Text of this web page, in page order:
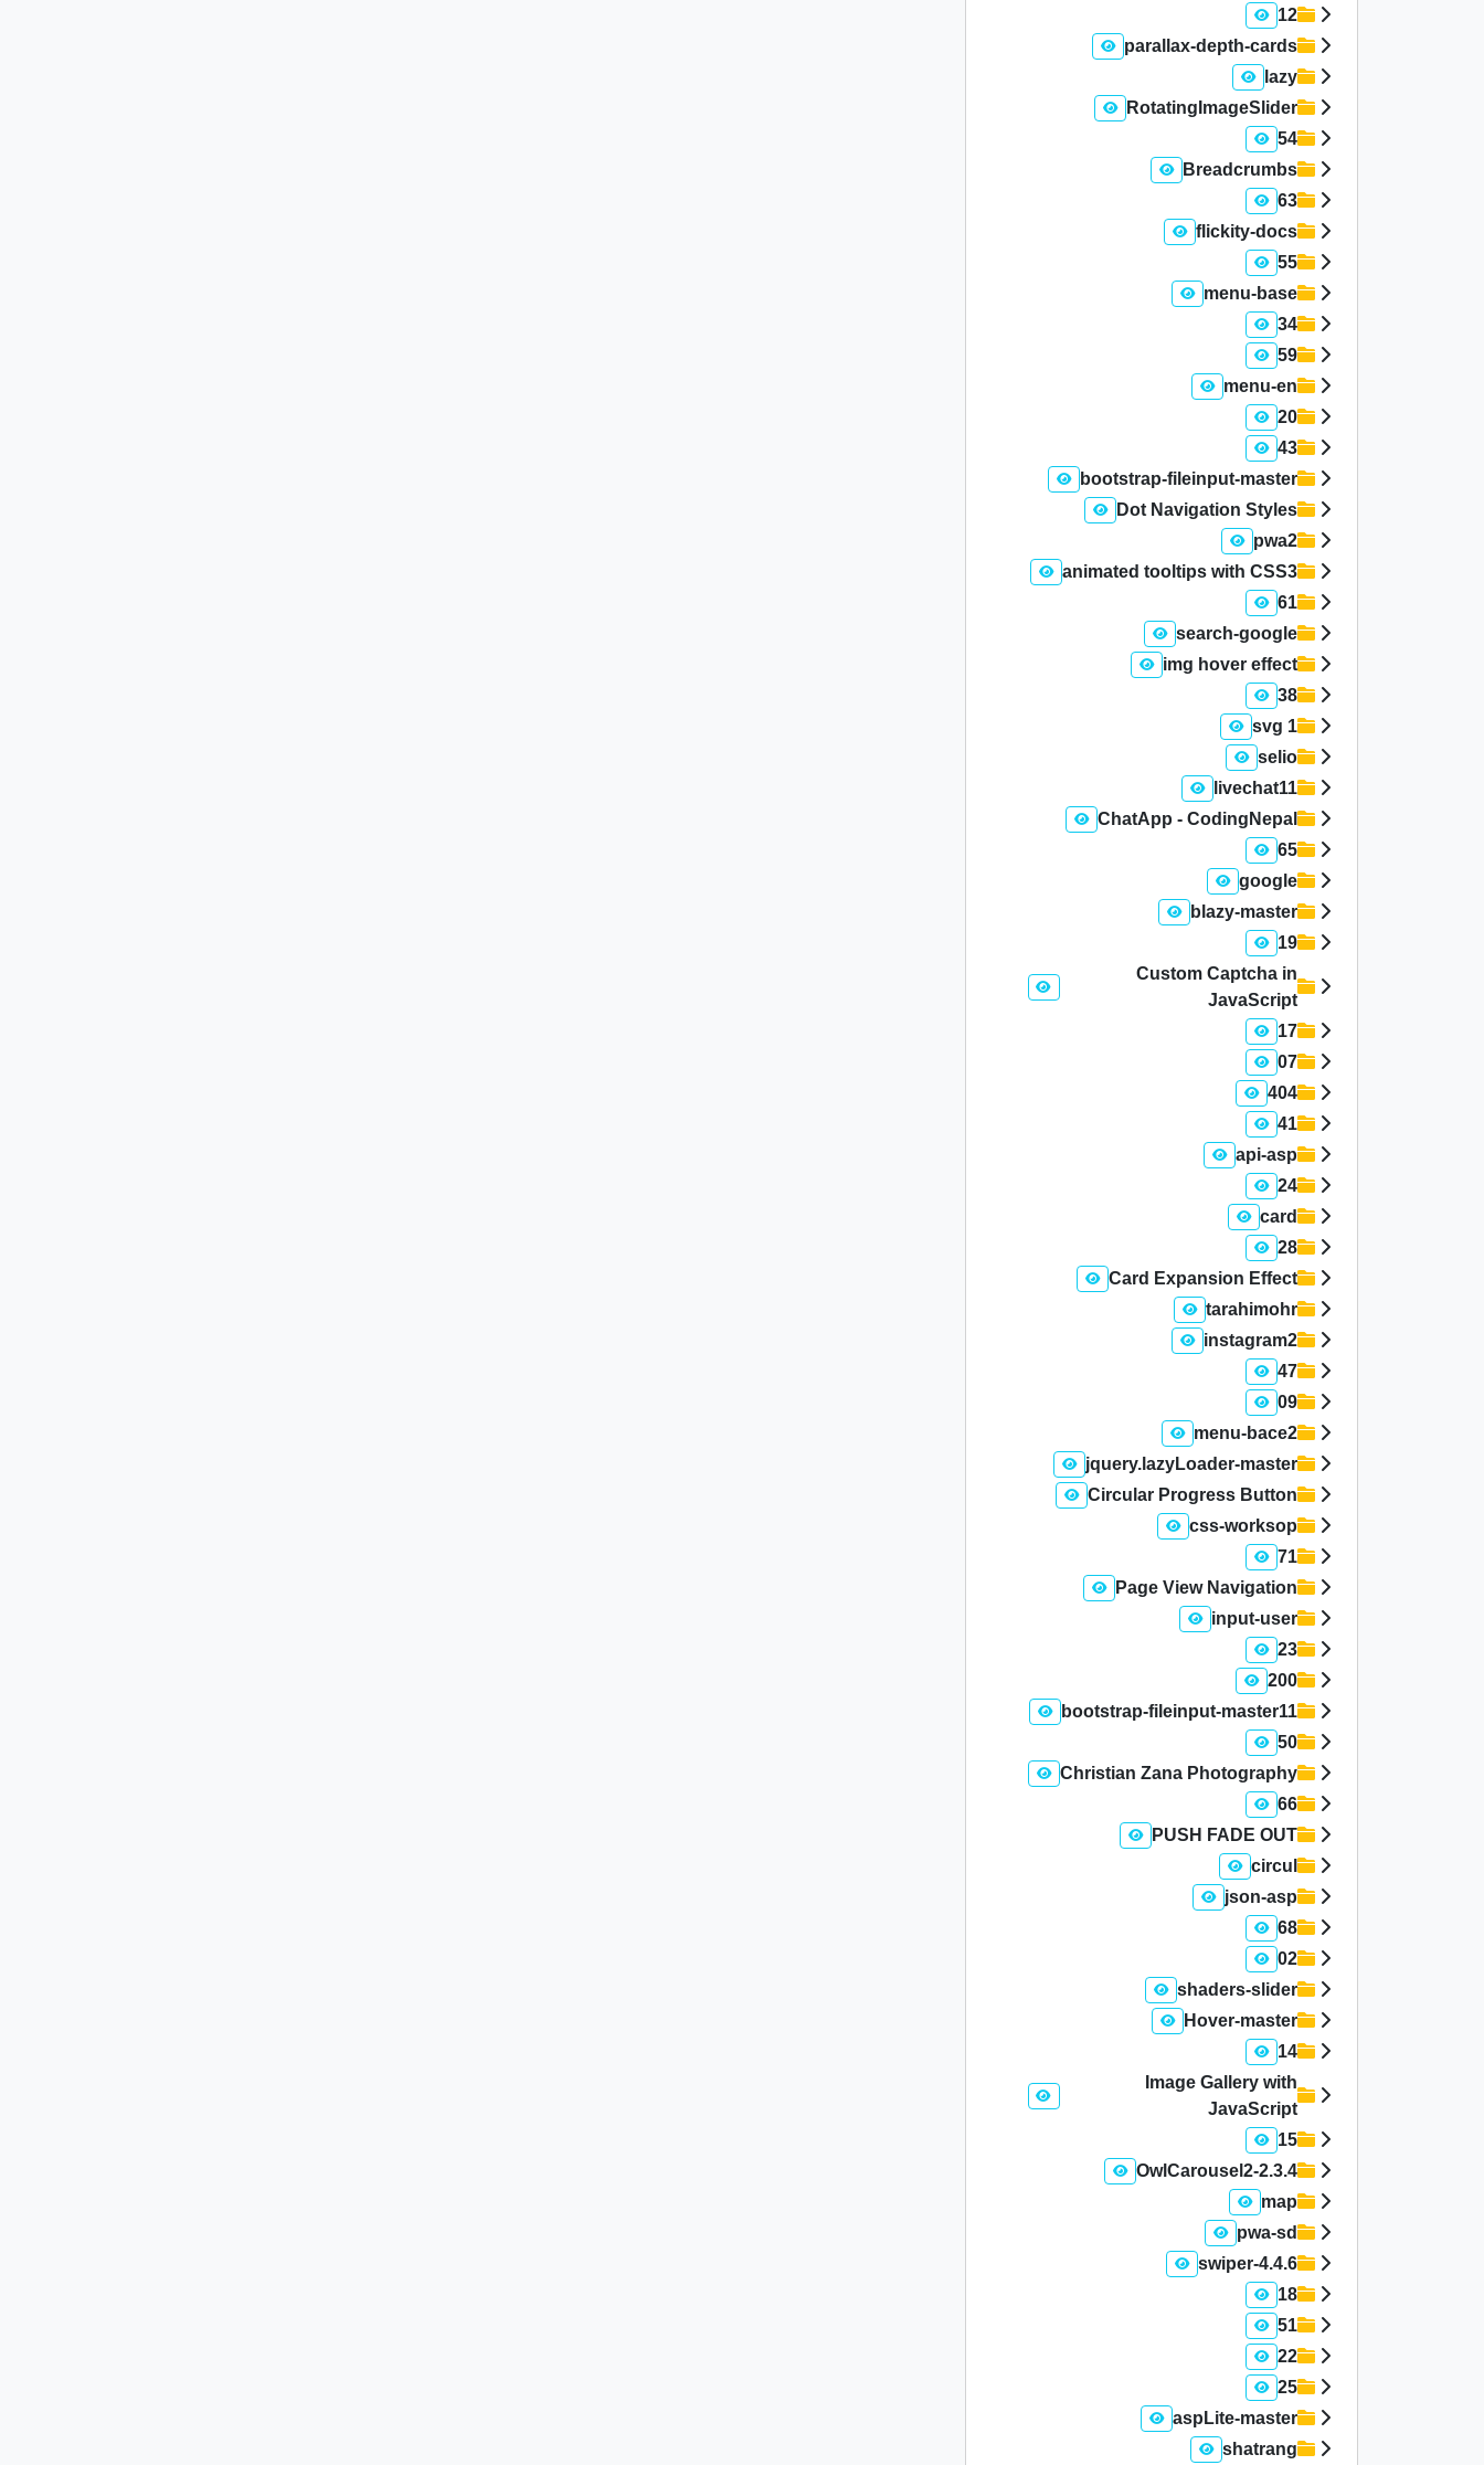
12
parallax-depth-cards
lazy
RotatingImageSlider
54
Breadcrumbs
63
flickity-docs
55
menu-base
34
59
menu-en
20
43
bootstrap-fileinput-master
Dot Navigation Styles
pwa2
animated tooltips with CSS3
61
search-google
img hover effect
38
1 svg
selio
livechat11
ChatApp - CodingNepal
65
google
blazy-master
19
Custom Captcha in
JavaScript
17
07
404
41
api-asp
24
card
28
Card Expansion Effect
tarahimohr
instagram2
47
09
menu-bace2
jquery.lazyLoader-master
Circular Progress Button
css-worksop
71
Page View Navigation
input-user
23
200
bootstrap-fileinput-master11
50
Christian Zana Photography
66
PUSH FADE OUT
circul
json-asp
68
02
shaders-slider
Hover-master
14
Image Gallery with
JavaScript
15
OwlCarousel2-2.3.4
map
pwa-sd
swiper-4.4.6
18
51
22
25
aspLite-master
shatrang